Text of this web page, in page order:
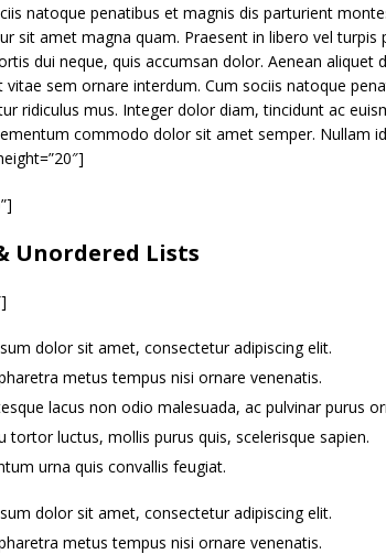
natoque penatibus et magnis dis parturient
sit amet magna quam. Praesent in libero vel turpis
dui neque, quis accumsan dolor. Aenean aliquet
vitae sem ornare interdum. Cum sociis natoque
ridiculus mus. Integer dolor diam, tincidunt ac
commodo dolor sit amet semper. Nullam
Unordered Lists
dolor sit amet, consectetur adipiscing elit.
metus tempus nisi ornare venenatis.
lacus non odio malesuada, ac pulvinar purus
tortor luctus, mollis purus quis, scelerisque sapien.
urna quis convallis feugiat.
dolor sit amet, consectetur adipiscing elit.
metus tempus nisi ornare venenatis.